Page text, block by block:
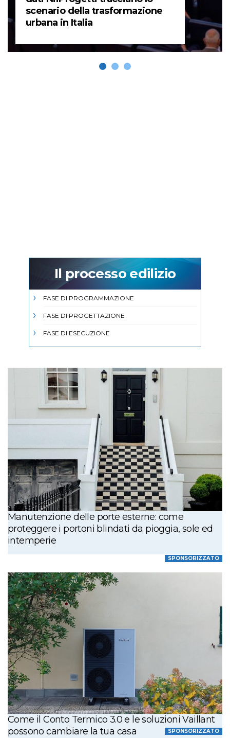
scenario della trasformazione
urbana in Italia
Il processo edilizio
FASE DI PROGRAMMAZIONE
FASE DI PROGETTAZIONE
FASE DI ESECUZIONE
Manutenzione delle porte esterne: come
proteggere i portoni blindati da pioggia, sole ed
intemperie
SPONSORIZZATO
Come il Conto Termico 3.0 e le soluzioni Vaillant
possono cambiare la tua casa
SPONSORIZZATO